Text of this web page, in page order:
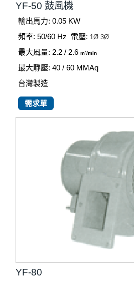
YF-50 鼓風機
輸出馬力: 0.05 KW
頻率: 50/60 Hz 電壓: 1Ø 3Ø
最大風量: 2.2 / 2.6 m³/min
最大靜壓: 40 / 60MMAq
台灣製造
需求單
YF-80